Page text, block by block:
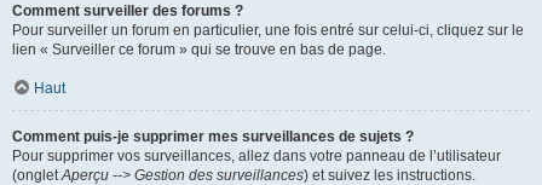
Comment surveiller des forums ?
Pour surveiller un forum en particulier, une fois entré sur celui-ci, cliquez sur le
lien « Surveiller ce forum » qui se trouve en bas de page.
Haut
Comment puis-je supprimer mes surveillances de sujets ?
Pour supprimer vos surveillances, allez dans votre panneau de l’utilisateur
(ongletAperçu --> Gestion des surveillances) et suivez les instructions.